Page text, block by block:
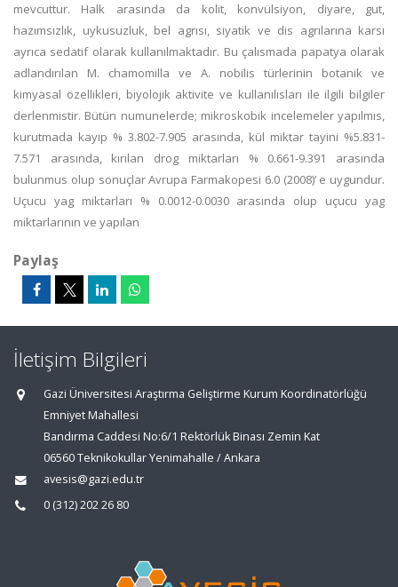
mevcuttur. Halk arasında da kolit, konvülsiyon, diyare, gut,
hazımsızlık, uykusuzluk, bel agrısı, siyatik ve dis agrılarına karsı
ayrıca sedatif olarak kullanılmaktadır. Bu çalısmada papatya olarak
adlandırılan M. chamomilla ve A. nobilis türlerinin botanik ve
kimyasal özellikleri, biyolojik aktivite ve kullanılısları ile ilgili bilgiler
derlenmistir. Bütün numunelerde; mikroskobik incelemeler yapılmıs,
kurutmada kayıp % 3.802-7.905 arasında, kül miktar tayini %5.831-
7.571 arasında, kırılan drog miktarları % 0.661-9.391 arasında
bulunmus olup sonuçlar Avrupa Farmakopesi 6.0 (2008)’ e uygundur.
Uçucu yag miktarları % 0.0012-0.0030 arasında olup uçucu yag
miktarlarının ve yapılan
Paylaş
İletişim Bilgileri
Gazi Üniversitesi Araştırma Geliştirme Kurum Koordinatörlüğü
Emniyet Mahallesi
Bandırma Caddesi No:6/1 Rektörlük Binası Zemin Kat
06560 Teknikokullar Yenimahalle / Ankara
avesis@gazi.edu.tr
0 (312) 202 26 80